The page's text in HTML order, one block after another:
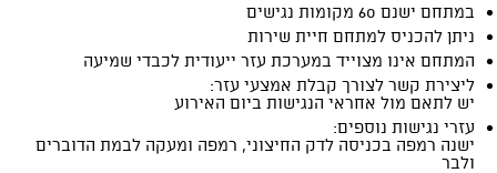
במתחם ישנם 60 מקומות נגישים
ניתן להכניס למתחם חיית שירות
המתחם אינו מצוייד במערכת עזר ייעודית לכבדי שמיעה
ליצירת קשר לצורך קבלת אמצעי עזר:
יש לתאם מול אחראי הנגישות ביום האירוע
עזרי נגישות נוספים:
ישנה רמפה בכניסה לדק החיצוני, רמפה ומעקה לבמת הדוברים
ולבר